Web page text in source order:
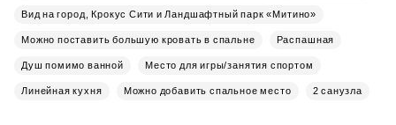
Вид на город, Крокус Сити и Ландшафтный парк «Митино»
Можно поставить большую кровать в спальне Распашная
Душ помимо ванной Место для игры/занятия спортом
Линейная кухня Можно добавить спальное место 2 санузла